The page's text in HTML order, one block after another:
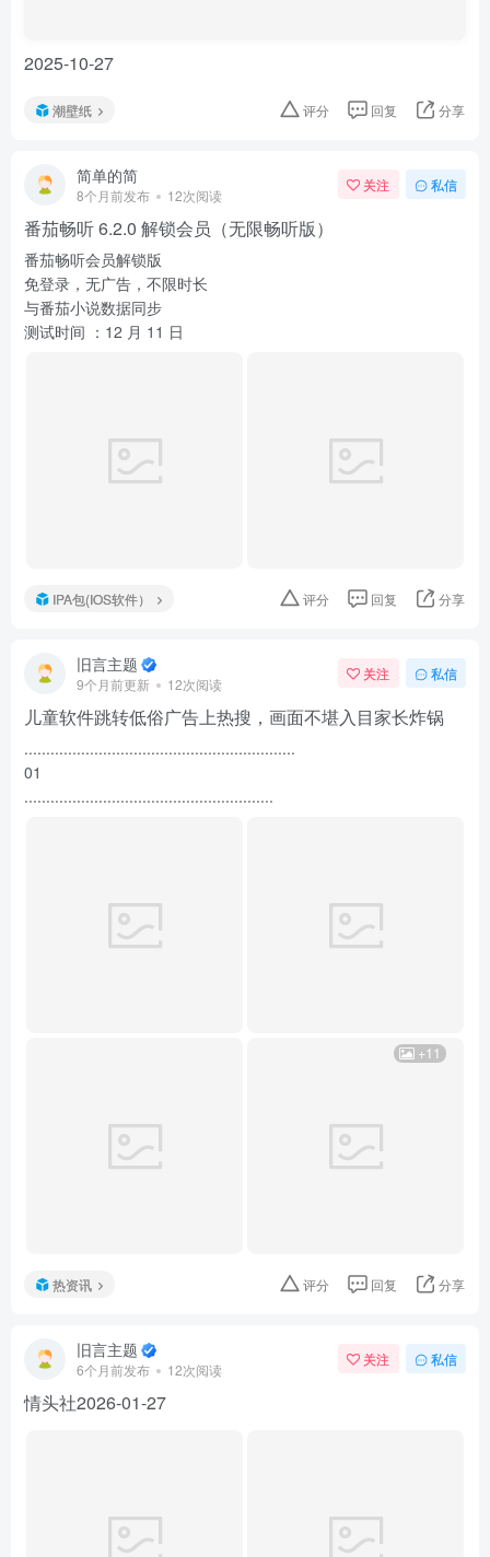
2025-10-27
潮壁纸 评分 回复 分享
简单的简
8个月前发布 12次阅读
关注 私信
番茄畅听 6.2.0 解锁会员（无限畅听版）
番茄畅听会员解锁版
免登录，无广告，不限时长
与番茄小说数据同步
测试时间 ：12 月 11 日
IPA包(IOS软件） 评分 回复 分享
旧言主题
9个月前更新 12次阅读
关注 私信
儿童软件跳转低俗广告上热搜，画面不堪入目家长炸锅
..............................................................
01
.........................................................
+11
热资讯 评分 回复 分享
旧言主题
6个月前发布 12次阅读
关注 私信
情头社2026-01-27